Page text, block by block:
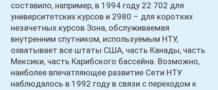
составило, например, в 1994 году 22 702 для
университетских курсов и 2980 – для коротких
незачетных курсов Зона, обслуживаемая
внутренним спутником, используемым НТУ,
охватывает все штаты США, часть Канады, часть
Мексики, часть Карибского бассейна. Возможно,
наиболее впечатляющее развитие Сети НТУ
наблюдалось в 1992 году в связи с переходом к